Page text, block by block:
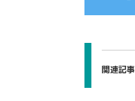
関連記事